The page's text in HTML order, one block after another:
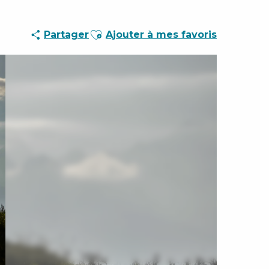
PartagerAjouter aux favoris
Ajouter à mes favoris